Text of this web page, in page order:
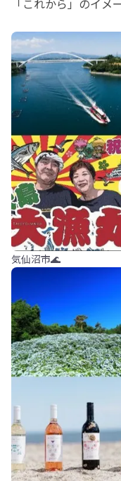
「これから」のイメ
気仙沼市🌊